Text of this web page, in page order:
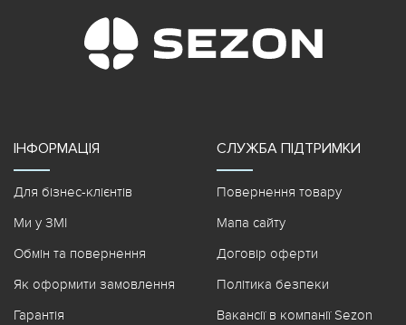
ІНФОРМАЦІЯ
Для бізнес-клієнтів
Ми у ЗМІ
Обмін та повернення
Як оформити замовлення
Гарантія
СЛУЖБА ПІДТРИМКИ
Повернення товару
Мапа сайту
Договір оферти
Політика безпеки
Вакансії в компанії Sezon